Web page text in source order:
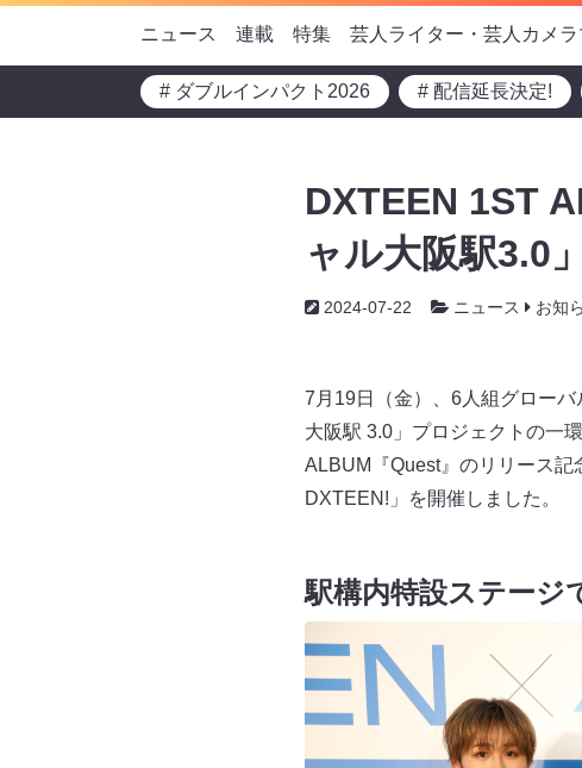
ニュース 連載 特集 芸人ライター・芸人カメラ
# ダブルインパクト2026 # 配信延長決定!
DXTEEN 1ST
ャル大阪駅3.0
2024-07-22 ニュース お知
7月19日（金）、6人組グロー
大阪駅 3.0」プロジェクトの一
ALBUM『Quest』のリリース
DXTEEN!」を開催しました。
駅構内特設ステージ